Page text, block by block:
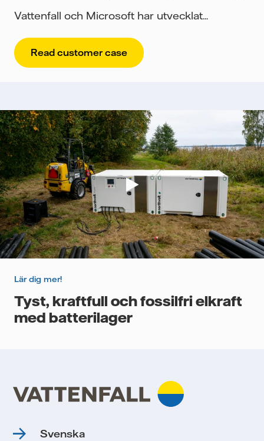
Vattenfall och Microsoft har utvecklat...
Read customer case
Lär dig mer!
Tyst, kraftfull och fossilfri elkraft
med batterilager
Svenska